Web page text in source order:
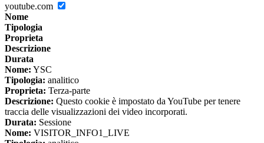
youtube.com
Nome
Tipologia
Proprieta
Descrizione
Durata
Nome: YSC
Tipologia: analitico
Proprieta: Terza-parte
Descrizione: Questo cookie è impostato da YouTube per tenere
traccia delle visualizzazioni dei video incorporati.
Durata: Sessione
Nome: VISITOR_INFO1_LIVE